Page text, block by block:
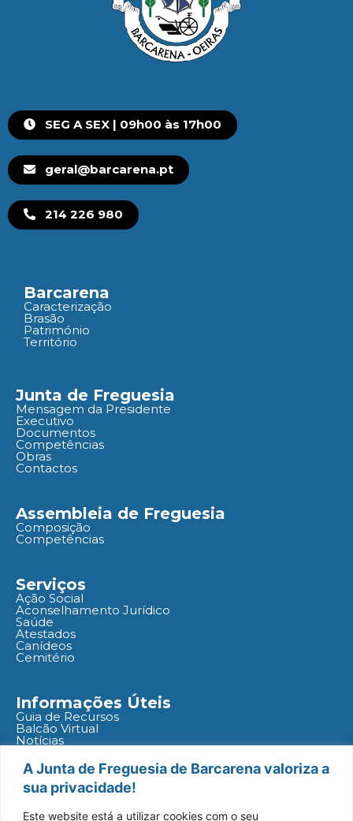
A Junta de Freguesia de Barcarena valoriza a
sua privacidade!
Este website está a utilizar cookies com o seu
SEG A SEX | 09h00 às 17h00
geral@barcarena.pt
214 226 980
Barcarena
Caracterização
Brasão
Património
Território
Junta de Freguesia
Mensagem da Presidente
Executivo
Documentos
Competências
Obras
Contactos
Assembleia de Freguesia
Composição
Competências
Serviços
Ação Social
Aconselhamento Jurídico
Saúde
Atestados
Canídeos
Cemitério
Informações Úteis
Guia de Recursos
Balcão Virtual
Notícias
Políticas
Redes Socias